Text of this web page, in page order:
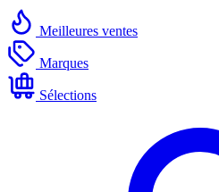
Meilleures ventes
Marques
Sélections